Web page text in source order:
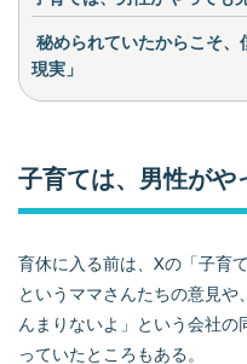
秘められていたからこそ、
現実」
子育ては、男性がや
育休に入る前は、Xの「子育
というママさんたちの意見や
んまりないよ」という会社
っていたところもある。